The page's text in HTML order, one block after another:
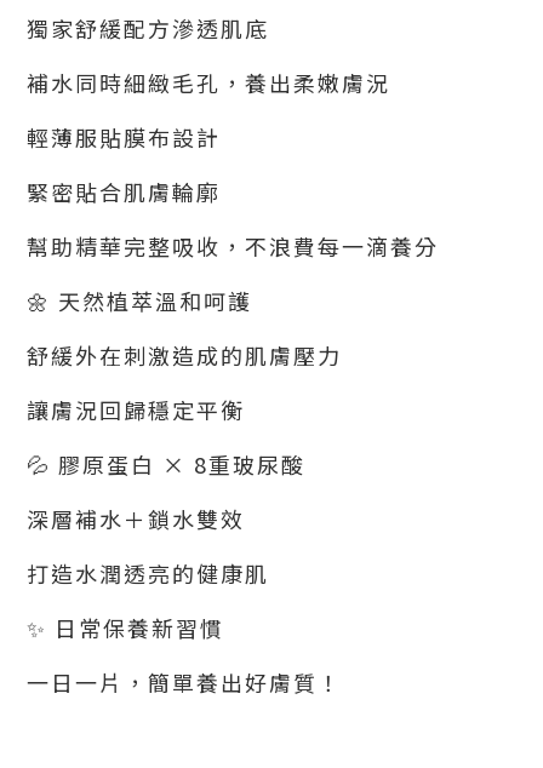
獨家舒緩配方滲透肌底
補水同時細緻毛孔，養出柔嫩膚況
輕薄服貼膜布設計
緊密貼合肌膚輪廓
幫助精華完整吸收，不浪費每一滴養分
🌼 天然植萃溫和呵護
舒緩外在刺激造成的肌膚壓力
讓膚況回歸穩定平衡
💦 膠原蛋白 × 8重玻尿酸
深層補水＋鎖水雙效
打造水潤透亮的健康肌
✨ 日常保養新習慣
一日一片，簡單養出好膚質！